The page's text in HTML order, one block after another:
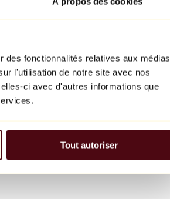
des fonctionnalités relatives aux médias
l'utilisation de notre site avec nos
ci avec d'autres informations que
Tout autoriser